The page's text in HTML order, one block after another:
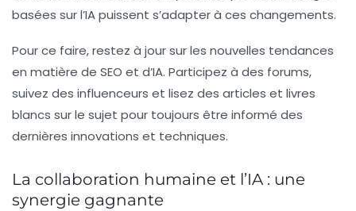
basées sur l’IA puissent s’adapter à ces changements.
Pour ce faire, restez à jour sur les nouvelles tendances
en matière de SEO et d’IA. Participez à des forums,
suivez des influenceurs et lisez des articles et livres
blancs sur le sujet pour toujours être informé des
dernières innovations et techniques.
La collaboration humaine et l’IA : une
synergie gagnante